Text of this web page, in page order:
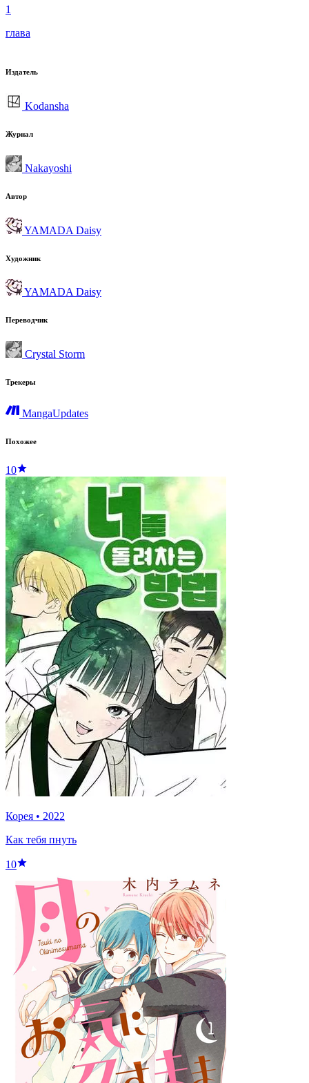
1
глава
Издатель
Kodansha
Журнал
Nakayoshi
Автор
YAMADA Daisy
Художник
YAMADA Daisy
Переводчик
Crystal Storm
Трекеры
MangaUpdates
Похожее
10
Корея • 2022
Как тебя пнуть
10